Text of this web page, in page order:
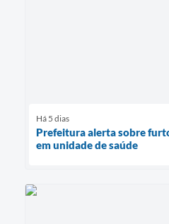
Há 5 dias
Prefeitura alerta sobre
em unidade de saúde